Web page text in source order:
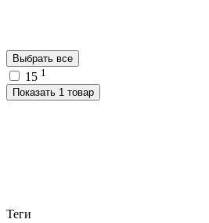
Выбрать все
15 1
Показать 1 товар
Теги